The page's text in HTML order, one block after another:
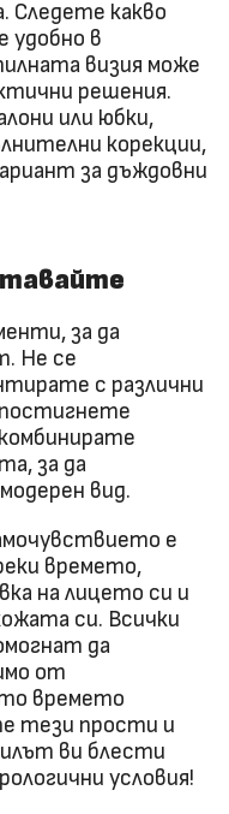
Следете какво
удобно в
визия може
решения.
или юбки,
корекции,
за дъждовни
за да
Не се
с различни
за да
вид.
е
времето,
на лицето си и
си. Всички
да
от
времето
тези прости и
ви блести
условия!